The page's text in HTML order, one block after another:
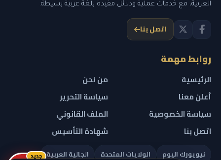
العربية، مع خدمات عملية ودلائل مفيدة بلغة عربية بسيطة.
اتصل بنا
روابط مهمة
الرئيسية
من نحن
أعلن معنا
سياسة التحرير
سياسة الخصوصية
الملف القانوني
اتصل بنا
شهادة التأسيس
نيويورك اليوم الولايات المتحدة الجالية العربية جديد